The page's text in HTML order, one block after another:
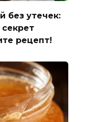
без утечек:
рецепт!